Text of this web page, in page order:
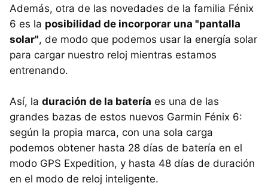
Además, otra de las novedades de la familia Fénix
6 es la posibilidad de incorporar una "pantalla
solar", de modo que podemos usar la energía solar
para cargar nuestro reloj mientras estamos
entrenando.
Así, la duración de la batería es una de las
grandes bazas de estos nuevos Garmin Fénix 6:
según la propia marca, con una sola carga
podemos obtener hasta 28 días de batería en el
modo GPS Expedition, y hasta 48 días de duración
en el modo de reloj inteligente.